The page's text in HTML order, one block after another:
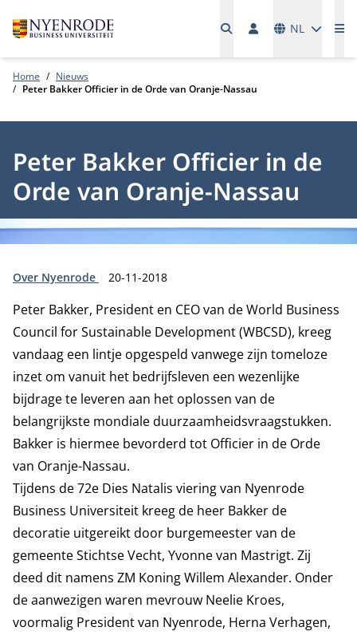
NL
Home
Nieuws
Peter Bakker Officier in de Orde van Oranje-Nassau
Peter Bakker Officier in de
Orde van Oranje-Nassau
Type:
Over Nyenrode Publicatiedatum:
20-11-2018
Peter Bakker, President en CEO van de World Business
Council for Sustainable Development (WBCSD), kreeg
vandaag een lintje opgespeld vanwege zijn tomeloze
inzet om vanuit het bedrijfsleven een wezenlijke
bijdrage te leveren aan het oplossen van de
belangrijkste mondiale duurzaamheidsvraagstukken.
Bakker is hiermee bevorderd tot Officier in de Orde
van Oranje-Nassau.
Tijdens de 72e Dies Natalis viering van Nyenrode
Business Universiteit kreeg de heer Bakker de
decoratie uitgereikt door burgemeester van de
gemeente Stichtse Vecht, Yvonne van Mastrigt. Zij
deed dit namens ZM Koning Willem Alexander. Onder
de aanwezigen waren mevrouw Neelie Kroes,
voormalig President van Nyenrode, Herna Verhagen,